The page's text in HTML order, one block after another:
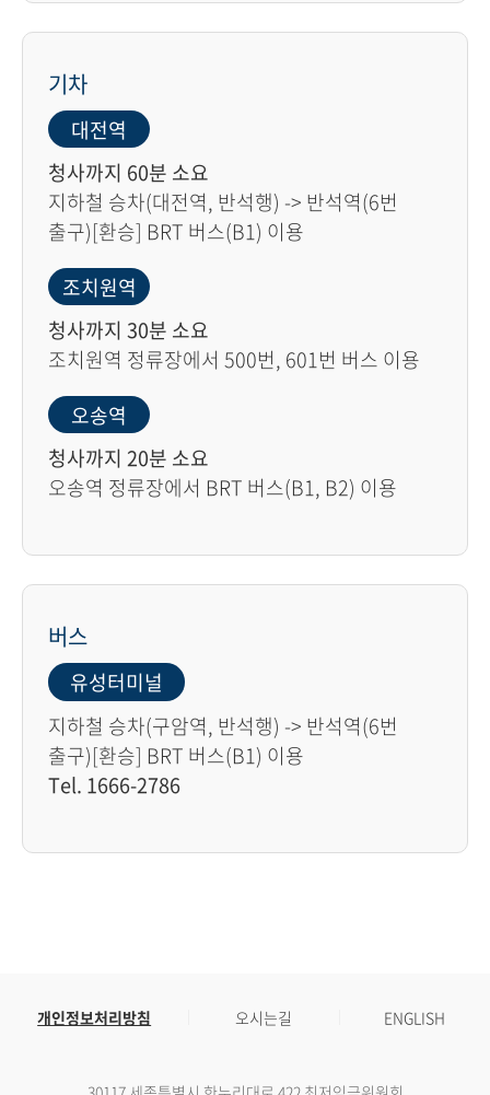
기차
대전역
청사까지 60분 소요
지하철 승차(대전역, 반석행) -> 반석역(6번
출구)[환승] BRT 버스(B1) 이용
조치원역
청사까지 30분 소요
조치원역 정류장에서 500번, 601번 버스 이용
오송역
청사까지 20분 소요
오송역 정류장에서 BRT 버스(B1, B2) 이용
버스
유성터미널
지하철 승차(구암역, 반석행) -> 반석역(6번
출구)[환승] BRT 버스(B1) 이용
Tel. 1666-2786
개인정보처리방침 오시는길 ENGLISH